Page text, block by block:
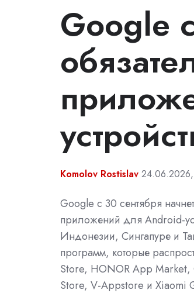
Google
Komolov Rostislav
Google с 30 сентября
приложений для Android-
Индонезии, Сингапуре и
программ, которые
Store, HONOR App Market,
Store, V-Appstore и Xiaomi